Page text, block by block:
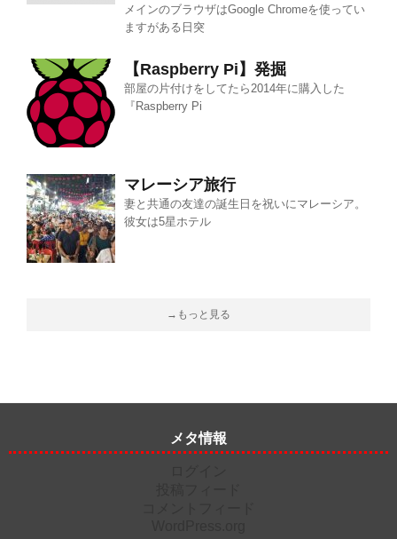
メインのブラウザはGoogle Chromeを使ってい
ますがある日突
【Raspberry Pi】発掘
部屋の片付けをしてたら2014年に購入した
『Raspberry Pi
マレーシア旅行
妻と共通の友達の誕生日を祝いにマレーシア。
彼女は5星ホテル
→もっと見る
メタ情報